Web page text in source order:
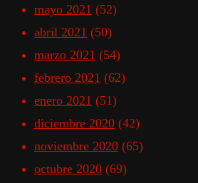
mayo 2021 (52)
abril 2021 (50)
marzo 2021 (54)
febrero 2021 (62)
enero 2021 (51)
diciembre 2020 (42)
noviembre 2020 (65)
octubre 2020 (69)